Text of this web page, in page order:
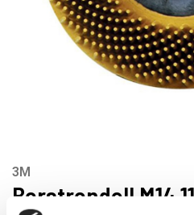
3M
Borstrondell M14